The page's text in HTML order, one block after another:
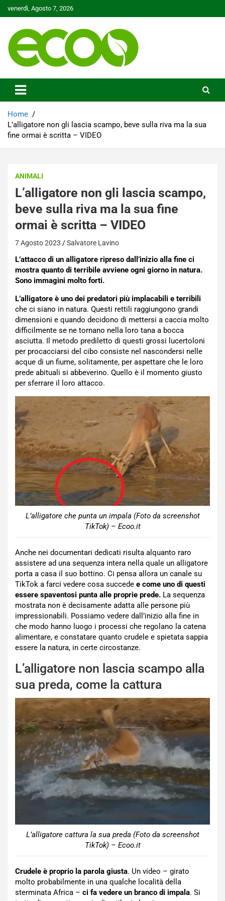
to
venerdì, Agosto 7, 2026
Ecoo.it
Home
L’alligatore non gli lascia scampo, beve sulla riva ma la sua
fine ormai è scritta – VIDEO
ANIMALI
L’alligatore non gli lascia scampo,
beve sulla riva ma la sua fine
ormai è scritta – VIDEO
7 Agosto 2023 Salvatore Lavino
L’attacco di un alligatore ripreso dall’inizio alla fine ci
mostra quanto di terribile avviene ogni giorno in natura.
Sono immagini molto forti.
L’alligatore è uno dei predatori più implacabili e terribili
che ci siano in natura. Questi rettili raggiungono grandi
dimensioni e quando decidono di mettersi a caccia molto
difficilmente se ne tornano nella loro tana a bocca
asciutta. Il metodo prediletto di questi grossi lucertoloni
per procacciarsi del cibo consiste nel nascondersi nelle
acque di un fiume, solitamente, per aspettare che le loro
prede abituali si abbeverino. Quello è il momento giusto
per sferrare il loro attacco.
L’alligatore che punta un impala (Foto da screenshot
TikTok) – Ecoo.it
Anche nei documentari dedicati risulta alquanto raro
assistere ad una sequenza intera nella quale un alligatore
porta a casa il suo bottino. Ci pensa allora un canale su
TikTok a farci vedere cosa succede e come uno di questi
essere spaventosi punta alle proprie prede. La sequenza
mostrata non è decisamente adatta alle persone più
impressionabili. Possiamo vedere dall’inizio alla fine in
che modo hanno luogo i processi che regolano la catena
alimentare, e constatare quanto crudele e spietata sappia
essere la natura, in certe circostanze.
L’alligatore non lascia scampo alla
sua preda, come la cattura
L’alligatore cattura la sua preda (Foto da screenshot
TikTok) – Ecoo.it
Crudele è proprio la parola giusta. Un video – girato
molto probabilmente in una qualche località della
sterminata Africa – ci fa vedere un branco di impala. Si